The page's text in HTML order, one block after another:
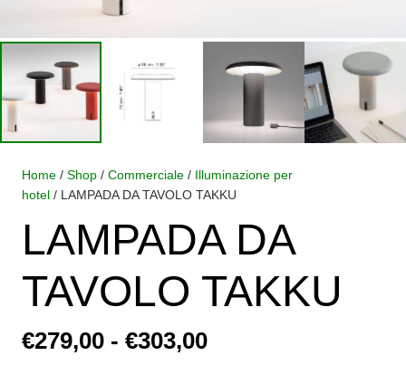
Home / Shop / Commerciale / Illuminazione per
hotel / LAMPADA DA TAVOLO TAKKU
LAMPADA DA
TAVOLO TAKKU
€279,00 - €303,00Fascia